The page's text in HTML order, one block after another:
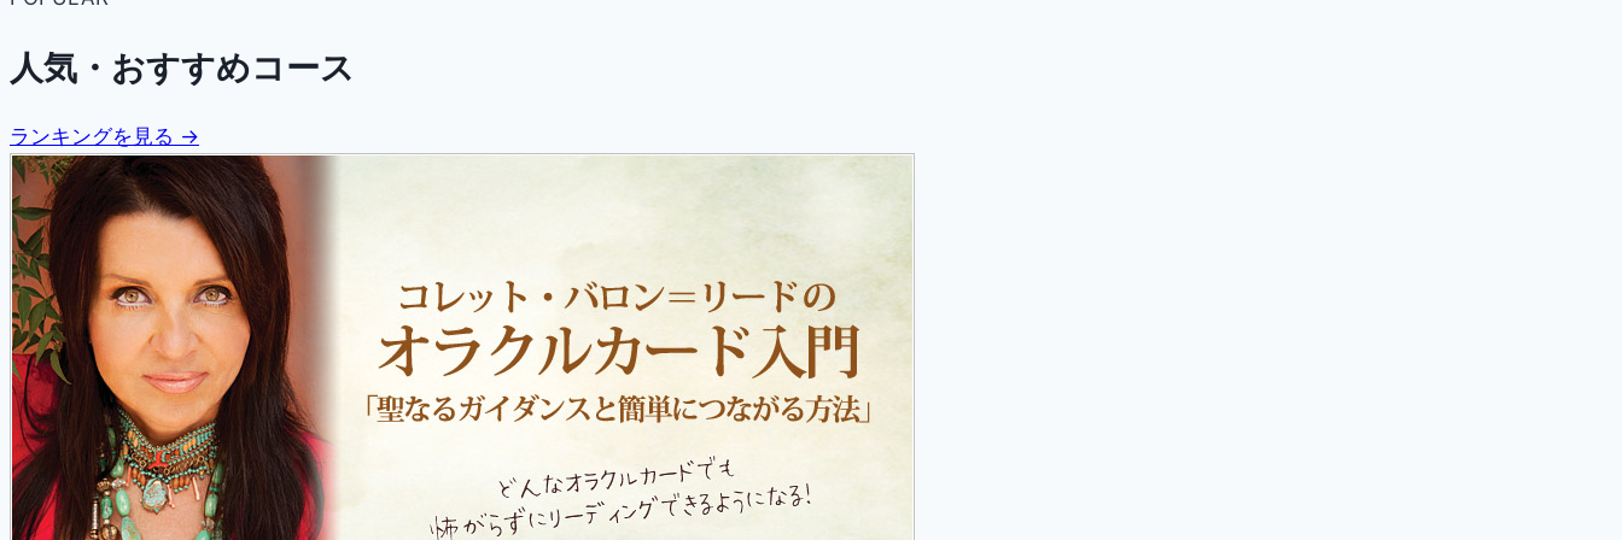
人気・おすすめコース
ランキングを見る →